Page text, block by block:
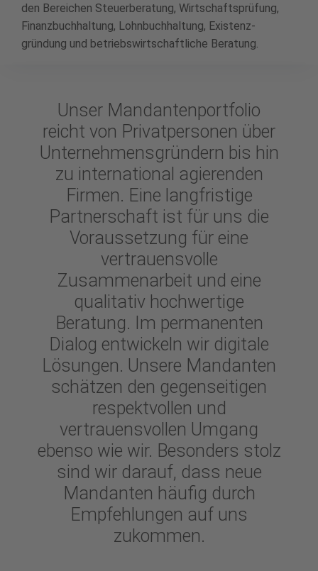
den Bereichen Steuer­beratung, Wirtschafts­prüfung,
Finanzbuchhaltung, Lohn­buchhaltung, Existenz­
gründung und betriebs­wirtschaftliche Beratung.
Unser Mandantenportfolio
reicht von Privatpersonen über
Unternehmensgründern bis hin
zu international agierenden
Firmen. Eine langfristige
Partnerschaft ist für uns die
Voraussetzung für eine
vertrauensvolle
Zusammenarbeit und eine
qualitativ hochwertige
Beratung. Im permanenten
Dialog entwickeln wir digitale
Lösungen. Unsere Mandanten
schätzen den gegenseitigen
respektvollen und
vertrauensvollen Umgang
ebenso wie wir. Besonders stolz
sind wir darauf, dass neue
Mandanten häufig durch
Empfehlungen auf uns
zukommen.